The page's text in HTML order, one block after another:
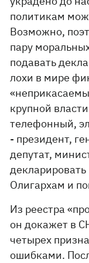
политикам
Возможно,
пару
подавать
лохи в мире
крупной
телефонный,
- президент,
депутат,
Олигархам и
Из реестра
он докажет в
четырех
ошибками.